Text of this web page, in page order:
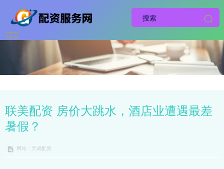
联美配资 房价大跳水，酒店业遭遇最差
暑假？
网站：天成配资